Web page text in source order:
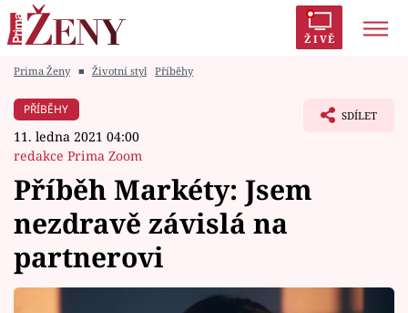
ŽIVĚ
Módní alarm
Témata
Celebrity
Prima Ženy ■ Životní styl Příběhy
PŘÍBĚHY
11. ledna 2021 04:00
redakce Prima Zoom
SDÍLET
Příběh Markéty: Jsem
nezdravě závislá na
partnerovi